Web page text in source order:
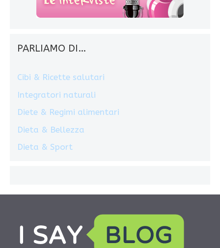
PARLIAMO DI…
Cibi & Ricette salutari
Integratori naturali
Diete & Regimi alimentari
Dieta & Bellezza
Dieta & Sport